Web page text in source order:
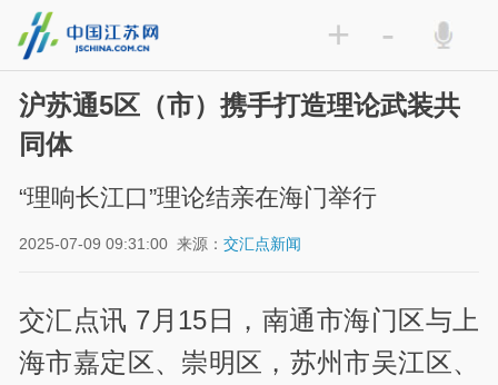
+ -
沪苏通5区（市）携手打造理论武装共
同体
“理响长江口”理论结亲在海门举行
2025-07-09 09:31:00 来源：交汇点新闻
交汇点讯 7月15日，南通市海门区与上
海市嘉定区、崇明区，苏州市吴江区、